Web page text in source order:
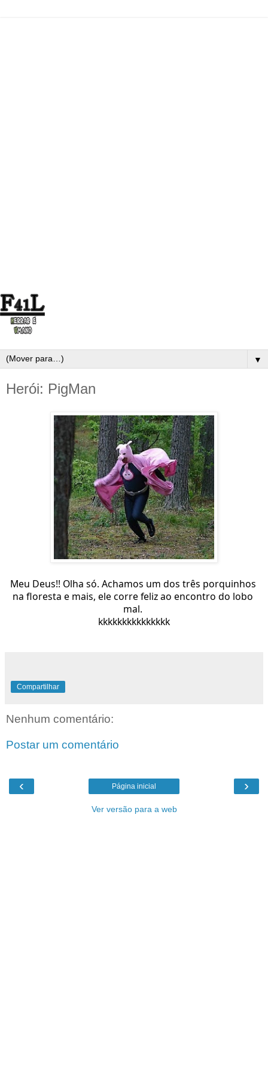
▼
Herói: PigMan
Meu Deus!! Olha só. Achamos um dos três porquinhos
na floresta e mais, ele corre feliz ao encontro do lobo
mal.
kkkkkkkkkkkkkkk
Compartilhar
Nenhum comentário:
Postar um comentário
‹ ›
Página inicial
Ver versão para a web